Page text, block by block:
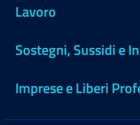
Lavoro
Sostegni, Sussidi e
Imprese e Liberi